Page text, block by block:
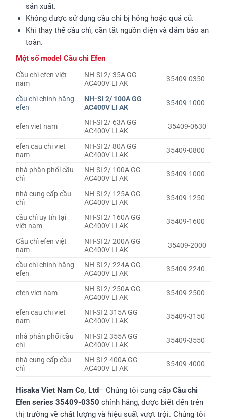
sản xuất.
Không được sử dụng cầu chì bị hỏng hoặc quá cũ.
Khi thay thế cầu chì, cần tắt nguồn điện và đảm bảo an
toàn.
Một số model Cầu chì Efen
Cầu chì efen việt
nam
NH-SI 2/ 35A GG
AC400V LI AK
35409-0350
cầu chì chính hãng
efen
NH-SI 2/ 100A GG
AC400V LI AK
35409-1000
efen viet nam
NH-SI 2/ 63A GG
AC400V LI AK
35409-0630
efen cau chi viet
nam
NH-SI 2/ 80A GG
AC400V LI AK
35409-0800
nhà phân phối cầu
chì
NH-SI 2/ 100A GG
AC400V LI AK
35409-1000
nhà cung cấp cầu
chì
NH-SI 2/ 125A GG
AC400V LI AK
35409-1250
cầu chì uy tín tại
việt nam
NH-SI 2/ 160A GG
AC400V LI AK
35409-1600
Cầu chì efen việt
nam
NH-SI 2/ 200A GG
AC400V LI AK
35409-2000
cầu chì chính hãng
efen
NH-SI 2/ 224A GG
AC400V LI AK
35409-2240
efen viet nam
NH-SI 2/ 250A GG
AC400V LI AK
35409-2500
efen cau chi viet
nam
NH-SI 2 315A GG
AC400V LI AK
35409-3150
nhà phân phối cầu
chì
NH-SI 2 355A GG
AC400V LI AK
35409-3550
nhà cung cấp cầu
chì
NH-SI 2 400A GG
AC400V LI AK
35409-4000
Hisaka Viet Nam Co, Ltd– Chúng tôi cung cấp Cầu chì
Efen series 35409-0350 chính hãng, được biết đến trên
thị trường về chất lượng và hiệu suất vượt trội. Chúng tôi